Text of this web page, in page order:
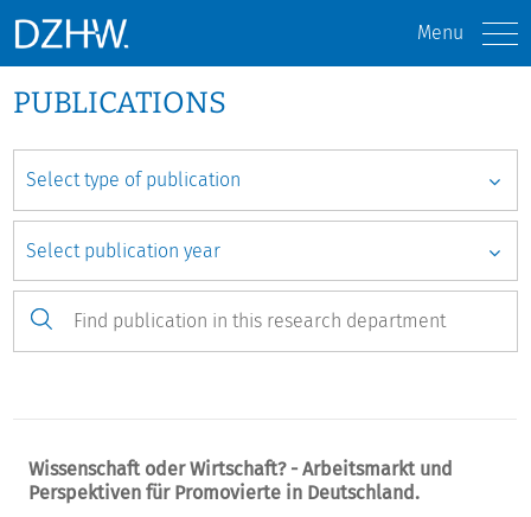
Menu
PUBLICATIONS
Wissenschaft oder Wirtschaft? - Arbeitsmarkt und
Perspektiven für Promovierte in Deutschland.